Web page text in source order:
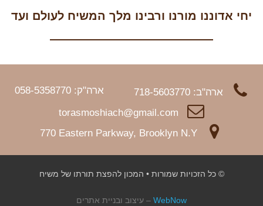
יחי אדוננו מורנו ורבינו מלך המשיח לעולם ועד
ארה"ב: 718-5603770
ארה"ק: 058-5358770
torasmoshiach@gmail.com
770 Eastern Parkway, Brooklyn N.Y
© כל הזכויות שמורות • המכון להפצת תורתו של משיח
WebNow – עיצוב ובניית אתרים